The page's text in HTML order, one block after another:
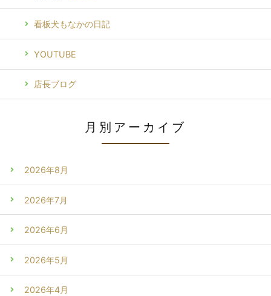
看板犬もなかの日記
YOUTUBE
店長ブログ
月別アーカイブ
2026年8月
2026年7月
2026年6月
2026年5月
2026年4月